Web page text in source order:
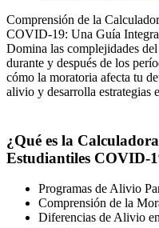
Comprensión de la
COVID-19: Una Guía
Domina las complejidades
durante y después de los
cómo la moratoria afecta tu
alivio y desarrolla estrategias
¿Qué es la
Estudiantiles COVID-
Programas de Alivio
Comprensión de la
Diferencias de Alivio